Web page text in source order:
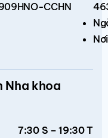
CCHN
Nha khoa
7:30 S – 19:30 T